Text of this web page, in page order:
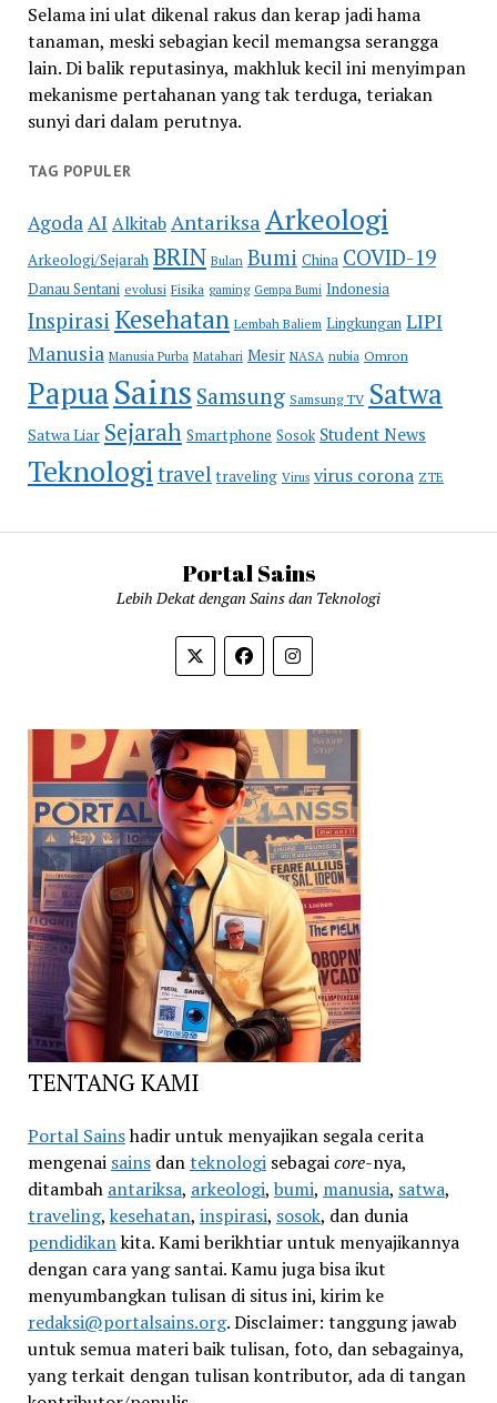
Selama ini ulat dikenal rakus dan kerap jadi hama
tanaman, meski sebagian kecil memangsa serangga
lain. Di balik reputasinya, makhluk kecil ini menyimpan
mekanisme pertahanan yang tak terduga, teriakan
sunyi dari dalam perutnya.
TAG POPULER
AgodaAI AlkitabAntariksa Arkeologi
Arkeologi/Sejarah BRIN Bulan Bumi China COVID-19
Danau Sentani evolusi Fisika gaming Gempa Bumi Indonesia
Inspirasi Kesehatan Lembah Baliem Lingkungan LIPI
Manusia Manusia Purba Matahari Mesir NASA nubia Omron
PapuaSains Samsung Samsung TV Satwa
Satwa Liar Sejarah Smartphone Sosok Student News
Teknologitravel traveling Virus virus corona ZTE
Portal Sains
Lebih Dekat dengan Sains dan Teknologi
TENTANG KAMI
Portal Sainshadir untuk menyajikan segala cerita
mengenai sainsdanteknologisebagaicore-nya,
ditambah antariksa, arkeologi, bumi, manusia, satwa,
traveling, kesehatan, inspirasi, sosok, dan dunia
pendidikankita. Kami berikhtiar untuk menyajikannya
dengan cara yang santai. Kamu juga bisa ikut
menyumbangkan tulisan di situs ini, kirim ke
redaksi@portalsains.org. Disclaimer: tanggung jawab
untuk semua materi baik tulisan, foto, dan sebagainya,
yang terkait dengan tulisan kontributor, ada di tangan